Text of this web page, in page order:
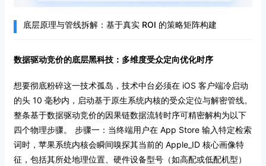
底层原理与管线拆解：基于真实 ROI 的策略矩阵构建
数据驱动竞价的底层黑科技：多维度受众定向优化时序
想要彻底粉碎这一技术孤岛，技术中台必须在 iOS 客户端冷启动
的头 10 毫秒内，启动基于原生系统内核的受众定位与解密管线。
整条基于数据驱动竞价的因果链数据流转时序可精密解构为以下
四个物理步骤。
步骤一：当终端用户在 App Store 输入特定检索
词时，苹果系统内核会瞬间嗅探其当前的 Apple_ID 核心画像特
征，包括其所处地理位置、硬件设备型号（如高配或低配机型）